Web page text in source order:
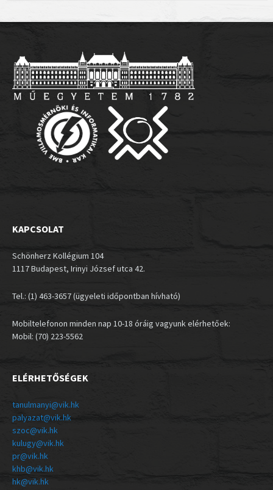
KAPCSOLAT
Schönherz Kollégium 104
1117 Budapest, Irinyi József utca 42.
Tel.: (1) 463-3657 (ügyeleti időpontban hívható)
Mobiltelefonon minden nap 10-18 óráig vagyunk elérhetőek:
Mobil: (70) 223-5562
ELÉRHETŐSÉGEK
tanulmanyi@vik.hk
palyazat@vik.hk
szoc@vik.hk
kulugy@vik.hk
pr@vik.hk
khb@vik.hk
hk@vik.hk